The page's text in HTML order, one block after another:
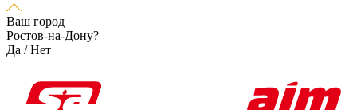
Ваш город
Ростов-на-Дону?
Да /Нет